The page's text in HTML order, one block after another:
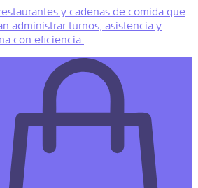
y cadenas de comida que
administrar turnos, asistencia y
con eficiencia.